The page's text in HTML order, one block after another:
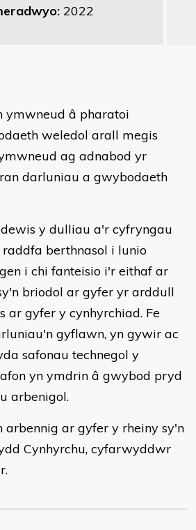
2022
ymwneud â pharatoi
weledol arall megis
ag adnabod yr
darluniau a gwybodaeth
y dulliau a'r cyfryngau
berthnasol i lunio
i chi fanteisio i'r eithaf ar
briodol ar gyfer yr arddull
ar gyfer y cynhyrchiad. Fe
gyflawn, yn gywir ac
safonau technegol y
yn ymdrin â gwybod pryd
arbenigol.
arbennig ar gyfer y rheiny sy'n
Cynhyrchu, cyfarwyddwr